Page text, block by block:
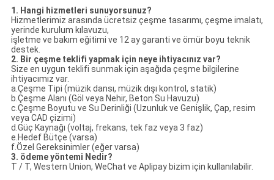
1. Hangi hizmetleri sunuyorsunuz?
Hizmetlerimiz arasında ücretsiz çeşme tasarımı, çeşme imalatı,
yerinde kurulum kılavuzu,
işletme ve bakım eğitimi ve 12 ay garanti ve ömür boyu teknik
destek.
2. Bir çeşme teklifi yapmak için neye ihtiyacınız var?
Size en uygun teklifi sunmak için aşağıda çeşme bilgilerine
ihtiyacımız var.
a.Çeşme Tipi (müzik dansı, müzik dışı kontrol, statik)
b.Çeşme Alanı (Göl veya Nehir, Beton Su Havuzu)
c.Çeşme Boyutu ve Su Derinliği (Uzunluk ve Genişlik, Çap, resim
veya CAD çizimi)
d.Güç Kaynağı (voltaj, frekans, tek faz veya 3 faz)
e.Hedef Bütçe (varsa)
f.Özel Gereksinimler (eğer varsa)
3. ödeme yöntemi Nedir?
T / T, Western Union, WeChat ve Aplipay bizim için kullanılabilir.